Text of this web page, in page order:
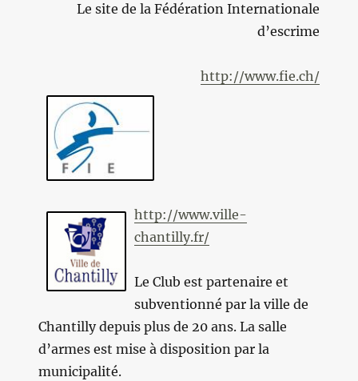
Le site de la Fédération Internationale
d’escrime
http://www.fie.ch/
http://www.ville-
chantilly.fr/
Le Club est partenaire et
subventionné par la ville de
Chantilly depuis plus de 20 ans. La salle
d’armes est mise à disposition par la
municipalité.